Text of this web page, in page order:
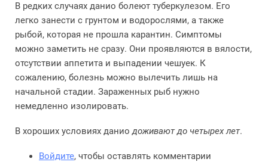
В редких случаях данио болеют туберкулезом. Его
легко занести с грунтом и водорослями, а также
рыбой, которая не прошла карантин. Симптомы
можно заметить не сразу. Они проявляются в вялости,
отсутствии аппетита и выпадении чешуек. К
сожалению, болезнь можно вылечить лишь на
начальной стадии. Зараженных рыб нужно
немедленно изолировать.
В хороших условиях даниодоживают до четырех лет.
Войдите, чтобы оставлять комментарии